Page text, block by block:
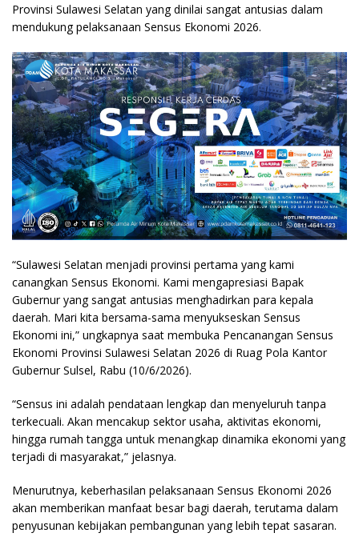
Provinsi Sulawesi Selatan yang dinilai sangat antusias dalam
mendukung pelaksanaan Sensus Ekonomi 2026.
“Sulawesi Selatan menjadi provinsi pertama yang kami
canangkan Sensus Ekonomi. Kami mengapresiasi Bapak
Gubernur yang sangat antusias menghadirkan para kepala
daerah. Mari kita bersama-sama menyukseskan Sensus
Ekonomi ini,” ungkapnya saat membuka Pencanangan Sensus
Ekonomi Provinsi Sulawesi Selatan 2026 di Ruag Pola Kantor
Gubernur Sulsel, Rabu (10/6/2026).
“Sensus ini adalah pendataan lengkap dan menyeluruh tanpa
terkecuali. Akan mencakup sektor usaha, aktivitas ekonomi,
hingga rumah tangga untuk menangkap dinamika ekonomi yang
terjadi di masyarakat,” jelasnya.
Menurutnya, keberhasilan pelaksanaan Sensus Ekonomi 2026
akan memberikan manfaat besar bagi daerah, terutama dalam
penyusunan kebijakan pembangunan yang lebih tepat sasaran.